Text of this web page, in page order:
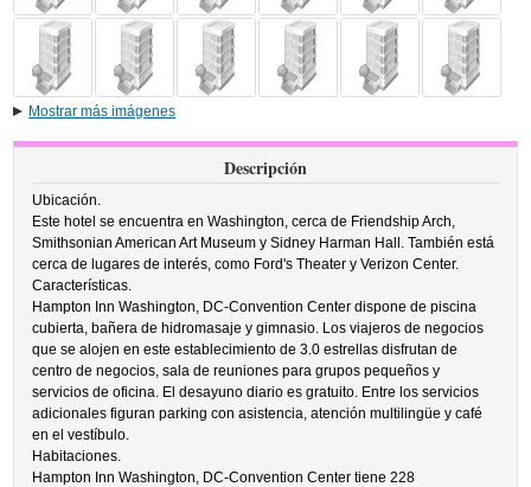
Mostrar más imágenes
Descripción
Ubicación.
Este hotel se encuentra en Washington, cerca de Friendship Arch,
Smithsonian American Art Museum y Sidney Harman Hall. También está
cerca de lugares de interés, como Ford's Theater y Verizon Center.
Características.
Hampton Inn Washington, DC-Convention Center dispone de piscina
cubierta, bañera de hidromasaje y gimnasio. Los viajeros de negocios
que se alojen en este establecimiento de 3.0 estrellas disfrutan de
centro de negocios, sala de reuniones para grupos pequeños y
servicios de oficina. El desayuno diario es gratuito. Entre los servicios
adicionales figuran parking con asistencia, atención multilingüe y café
en el vestíbulo.
Habitaciones.
Hampton Inn Washington, DC-Convention Center tiene 228